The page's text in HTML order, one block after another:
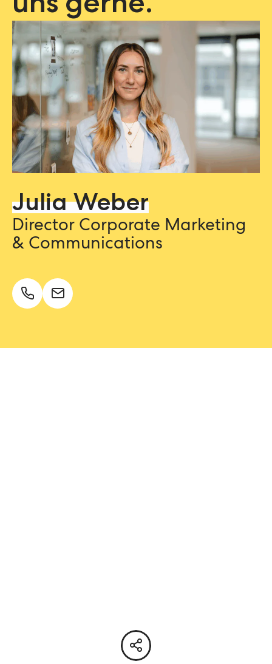
uns gerne.
Julia Weber
Director Corporate Marketing
& Communications